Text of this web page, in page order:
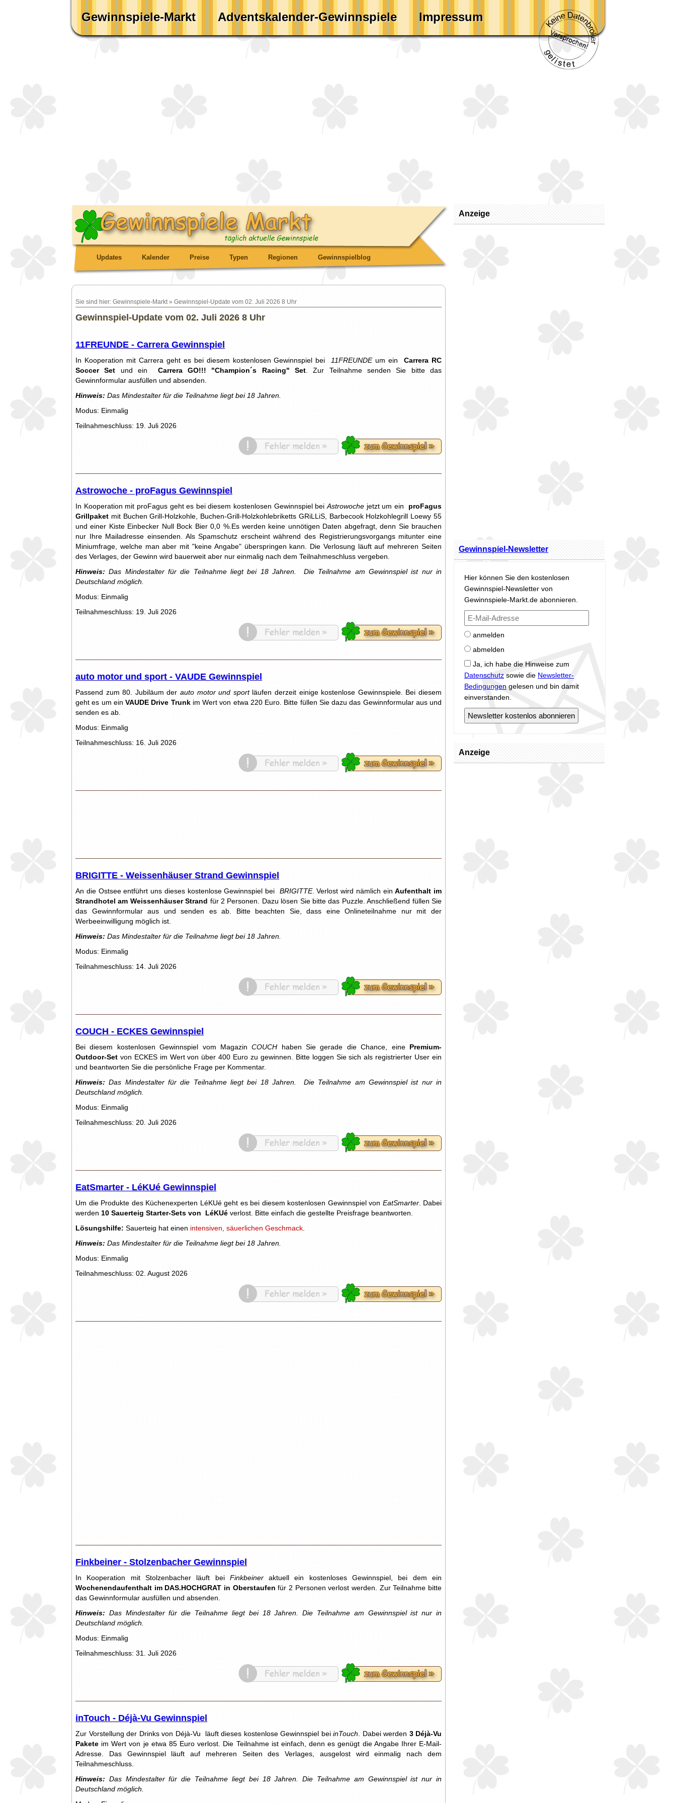
Gewinnspiele-Markt Adventskalender-Gewinnspiele Impressum
Updates Kalender Preise Typen Regionen Gewinnspielblog
Sie sind hier: Gewinnspiele-Markt » Gewinnspiel-Update vom 02. Juli 2026 8 Uhr
Gewinnspiel-Update vom 02. Juli 2026 8 Uhr
11FREUNDE - Carrera Gewinnspiel
In Kooperation mit Carrera geht es bei diesem kostenlosen Gewinnspiel bei 11FREUNDEum einCarrera RC
Soccer Set und ein Carrera GO!!! "Champion´s Racing" Set . Zur Teilnahme senden Sie bitte das
Gewinnformular ausfüllen und absenden.
Hinweis: Das Mindestalter für die Teilnahme liegt bei 18 Jahren.
Modus: Einmalig
Teilnahmeschluss: 19. Juli 2026
Astrowoche - proFagus Gewinnspiel
In Kooperation mit proFagus geht es bei diesem kostenlosen Gewinnspiel bei Astrowochejetzt um ein
proFagus
Grillpaket mit Buchen Grill-Holzkohle, Buchen-Grill-Holzkohlebriketts GRiLLiS, Barbecook Holzkohlegrill Loewy 55
und einer Kiste Einbecker Null Bock Bier 0,0 %.Es werden keine unnötigen Daten abgefragt, denn Sie brauchen
nur Ihre Mailadresse einsenden. Als Spamschutz erscheint während des Registrierungsvorgangs mitunter eine
Miniumfrage, welche man aber mit "keine Angabe" überspringen kann. Die Verlosung läuft auf mehreren Seiten
des Verlages, der Gewinn wird bauerweit aber nur einmalig nach dem Teilnahmeschluss vergeben.
Hinweis: Das Mindestalter für die Teilnahme liegt bei 18 Jahren.
Die Teilnahme am Gewinnspiel ist nur in
Deutschland möglich.
Modus: Einmalig
Teilnahmeschluss: 19. Juli 2026
auto motor und sport - VAUDE Gewinnspiel
Passend zum 80. Jubiläum der auto motor und sportläufen derzeit einige kostenlose Gewinnspiele. Bei diesem
geht es um ein VAUDE Drive Trunkim Wert von etwa 220 Euro. Bitte füllen Sie dazu das Gewinnformular aus und
senden es ab.
Modus: Einmalig
Teilnahmeschluss: 16. Juli 2026
BRIGITTE - Weissenhäuser Strand Gewinnspiel
An die Ostsee entführt uns dieses kostenlose Gewinnspiel bei BRIGITTE. Verlost wird nämlich einAufenthalt im
Strandhotel am Weissenhäuser Strand für 2 Personen. Dazu lösen Sie bitte das Puzzle. Anschließend füllen Sie
das Gewinnformular aus und senden es ab. Bitte beachten Sie, dass eine Onlineteilnahme nur mit der
Werbeeinwilligung möglich ist.
Hinweis: Das Mindestalter für die Teilnahme liegt bei 18 Jahren.
Modus: Einmalig
Teilnahmeschluss: 14. Juli 2026
COUCH - ECKES Gewinnspiel
Bei diesem kostenlosen Gewinnspiel vom MagazinCOUCH haben Sie gerade die Chance, eine Premium-
Outdoor-Set von ECKES im Wert von über 400 Euro zu gewinnen. Bitte loggen Sie sich als registrierter User ein
und beantworten Sie die persönliche Frage per Kommentar.
Hinweis: Das Mindestalter für die Teilnahme liegt bei 18 Jahren.
Die Teilnahme am Gewinnspiel ist nur in
Deutschland möglich.
Modus: Einmalig
Teilnahmeschluss: 20. Juli 2026
EatSmarter - LéKUé Gewinnspiel
Um die Produkte des Küchenexperten LéKUé geht es bei diesem kostenlosen Gewinnspiel von EatSmarter. Dabei
werden 10 Sauerteig Starter-Sets von LéKUé verlost. Bitte einfach die gestellte Preisfrage beantworten.
Lösungshilfe: Sauerteig hat einen intensiven, säuerlichen Geschmack
Hinweis: Das Mindestalter für die Teilnahme liegt bei 18 Jahren.
Modus: Einmalig
Teilnahmeschluss: 02. August 2026
Finkbeiner - Stolzenbacher Gewinnspiel
In Kooperation mit Stolzenbacher läuft bei Finkbeineraktuell ein kostenloses Gewinnspiel, bei dem ein
Wochenendaufenthalt im DAS.HOCHGRAT in Oberstaufen für 2 Personen verlost werden. Zur Teilnahme bitte
das Gewinnformular ausfüllen und absenden.
Hinweis: Das Mindestalter für die Teilnahme liegt bei 18 Jahren. Die Teilnahme am Gewinnspiel ist nur in
Deutschland möglich.
Modus: Einmalig
Teilnahmeschluss: 31. Juli 2026
inTouch - Déjà-Vu Gewinnspiel
Zur Vorstellung der Drinks von Déjà-Vu läuft dieses kostenlose Gewinnspiel bei inTouch . Dabei werden 3 Déjà-Vu
Pakete im Wert von je etwa 85 Euro verlost. Die Teilnahme ist einfach, denn es genügt die Angabe Ihrer E-Mail-
Adresse. Das Gewinnspiel läuft auf mehreren Seiten des Verlages, ausgelost wird einmalig nach dem
Teilnahmeschluss.
Hinweis: Das Mindestalter für die Teilnahme liegt bei 18 Jahren. Die Teilnahme am Gewinnspiel ist nur in
Deutschland möglich.
Anzeige
Gewinnspiel-Newsletter
Hier können Sie den kostenlosen
Gewinnspiel-Newsletter von
Gewinnspiele-Markt.de abonnieren.
anmelden
abmelden
Ja, ich habe die Hinweise zum
Datenschutz sowie die Newsletter-
Bedingungen gelesen und bin damit
einverstanden.
Anzeige